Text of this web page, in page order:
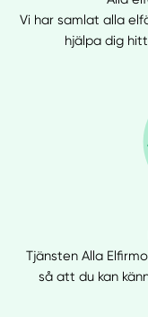
Vi har samlat alla
hjälpa dig
Tjänsten Alla
så att du kan